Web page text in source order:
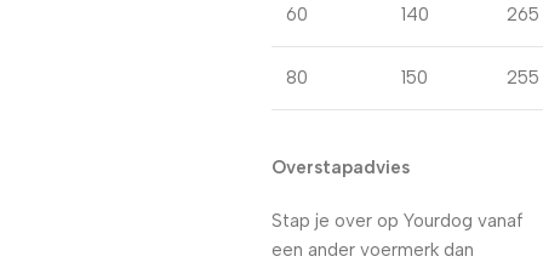
60 140 265
80 150 255
Overstapadvies
Stap je over op Yourdog vanaf
een ander voermerk dan